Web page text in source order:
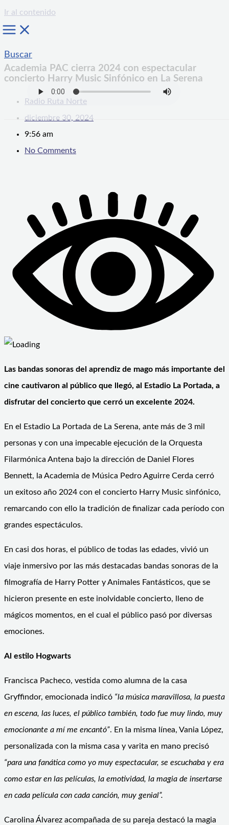
Ir al contenido
Buscar
Academia PAC cierra 2024 con espectacular
concierto Harry Music Sinfónico en La Serena
Radio Ruta Norte
diciembre 30, 2024
9:56 am
No Comments
Las bandas sonoras del aprendiz de mago más importante del
cine cautivaron al público que llegó, al Estadio La Portada, a
disfrutar del concierto que cerró un excelente 2024.
En el Estadio La Portada de La Serena, ante más de 3 mil
personas y con una impecable ejecución de la Orquesta
Filarmónica Antena bajo la dirección de Daniel Flores
Bennett, la Academia de Música Pedro Aguirre Cerda cerró
un exitoso año 2024 con el concierto Harry Music sinfónico,
remarcando con ello la tradición de finalizar cada período con
grandes espectáculos.
En casi dos horas, el público de todas las edades, vivió un
viaje inmersivo por las más destacadas bandas sonoras de la
filmografía de Harry Potter y Animales Fantásticos, que se
hicieron presente en este inolvidable concierto, lleno de
mágicos momentos, en el cual el público pasó por diversas
emociones.
Al estilo Hogwarts
Francisca Pacheco, vestida como alumna de la casa
Gryffindor, emocionada indicó “la música maravillosa, la puesta
en escena, las luces, el público también, todo fue muy lindo, muy
emocionante a mí me encantó”. En la misma línea, Vania López,
personalizada con la misma casa y varita en mano precisó
“para una fanática como yo muy espectacular, se escuchaba y era
como estar en las películas, la emotividad, la magia de insertarse
en cada película con cada canción, muy genial”.
Carolina Álvarez acompañada de su pareja destacó la magia